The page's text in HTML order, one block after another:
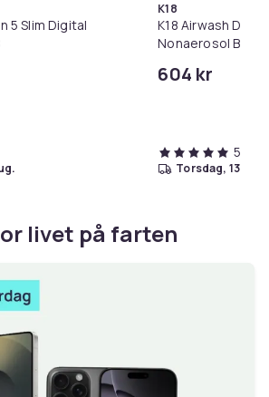
5 Slim Digital
K18
K18 Airwash Dry
Nonaerosol
604 kr
5,0
torsdag, 13 aug.
livet på farten